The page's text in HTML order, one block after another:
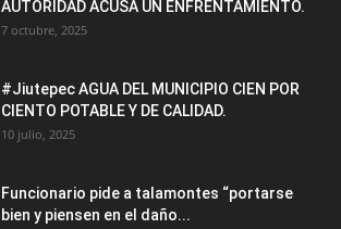
AUTORIDAD ACUSA UN ENFRENTAMIENTO.
7 octubre, 2025
#Jiutepec AGUA DEL MUNICIPIO CIEN POR
CIENTO POTABLE Y DE CALIDAD.
10 julio, 2025
Funcionario pide a talamontes “portarse
bien y piensen en el daño...